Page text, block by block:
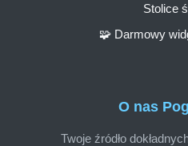
O nas
Twoje źródło
Stolice
🧩 Darmowy